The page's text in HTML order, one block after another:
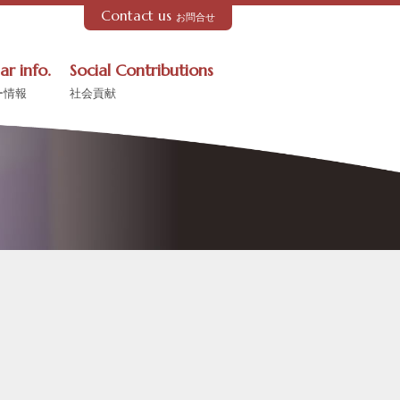
Contact us お問合せ
info.
情報
Social Contributions
社会貢献